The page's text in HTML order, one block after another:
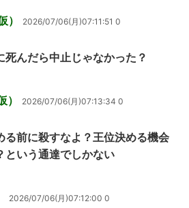
） 2026/07/06(月)07:11:51 0
死んだら中止じゃなかった？
2026/07/06(月)07:13:34 0
る前に殺すなよ？王位決める機会
という通達でしかない
2026/07/06(月)07:12:00 0